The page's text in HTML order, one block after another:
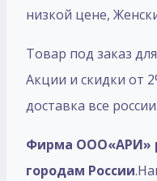
низкой цене,
Товар под заказ
Акции и скидки от
доставка все россии.
Фирма ООО«АРИ»
городам России